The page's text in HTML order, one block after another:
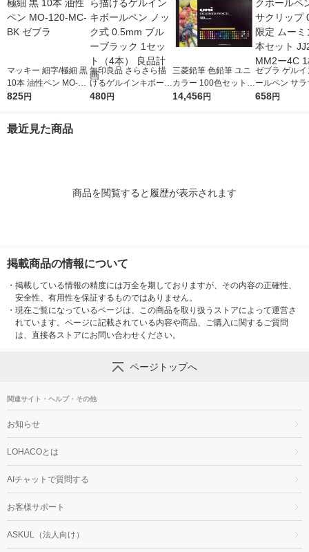
マッキー 細字/極細 黒
10本 油性ペン MO-12
0-MC-BK ゼブラ
825円
無印良品 さらさら描
けるゲルインキボール
ペン ノック式 0.5mm
480円
三菱鉛筆 色鉛筆 ユニ
カラー 100色セット U
C100CN2 1セット
14,456円
ゼブラ ゲルイ
ールペン サ
ップ 0.5mm
658円
最近見た商品
商品を閲覧すると履歴が表示されます
掲載商品の情報について
・ 掲載している情報の精度には万全を期しておりますが、その内容の正確性、
安全性、有用性を保証するものではありません。
・ 現在ご覧になっているページは、この商品を取り扱うストアによって運営さ
れています。ページに記載されている内容や商品、ご購入に関するご質問
は、直接各ストアにお問い合わせください。
ページトップへ
関連サイト・ヘルプ・その他
お知らせ
LOHACOとは
AIチャットで質問する
お客様サポート
ASKUL（法人向け）